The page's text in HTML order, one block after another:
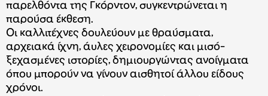
παρελθόντα της Γκόρντον, συγκεντρώνεται η
παρούσα έκθεση.
Οι καλλιτέχνες δουλεύουν με θραύσματα,
αρχειακά ίχνη, άυλες χειρονομίες και μισό-
ξεχασμένες ιστορίες, δημιουργώντας ανοίγματα
όπου μπορούν να γίνουν αισθητοί άλλου είδους
χρόνοι.